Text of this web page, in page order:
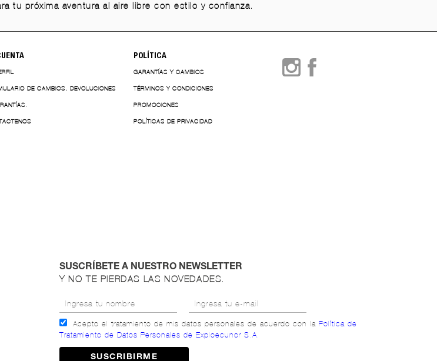
tu próxima aventura al aire libre con estilo y confianza.
DE CAMBIOS, DEVOLUCIONES
POLÍTICA
GARANTÍAS Y CAMBIOS
TÉRMINOS Y CONDICIONES
PROMOCIONES
POLÍTICAS DE PRIVACIDAD
SUSCRÍBETE A NUESTRO NEWSLETTER
Y NO TE PIERDAS LAS NOVEDADES.
Acepto el tratamiento de mis datos personales de acuerdo con la Política de
Tratamiento de Datos Personales de Exploecunor S.A.